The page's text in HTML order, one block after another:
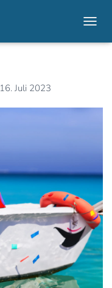
16. Juli 2023